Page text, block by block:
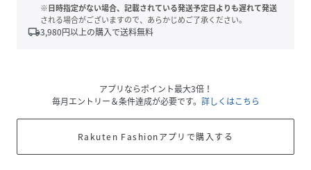
※日時指定がない場合、記載されている発送予定日よりも遅れて発送
される場合がございますので、あらかじめご了承ください。
local_shipping3,980円以上の購入で送料無料
アプリならポイント最大3倍！
毎月エントリー＆条件達成が必要です。 詳しくはこちら
Rakuten Fashionアプリで購入する